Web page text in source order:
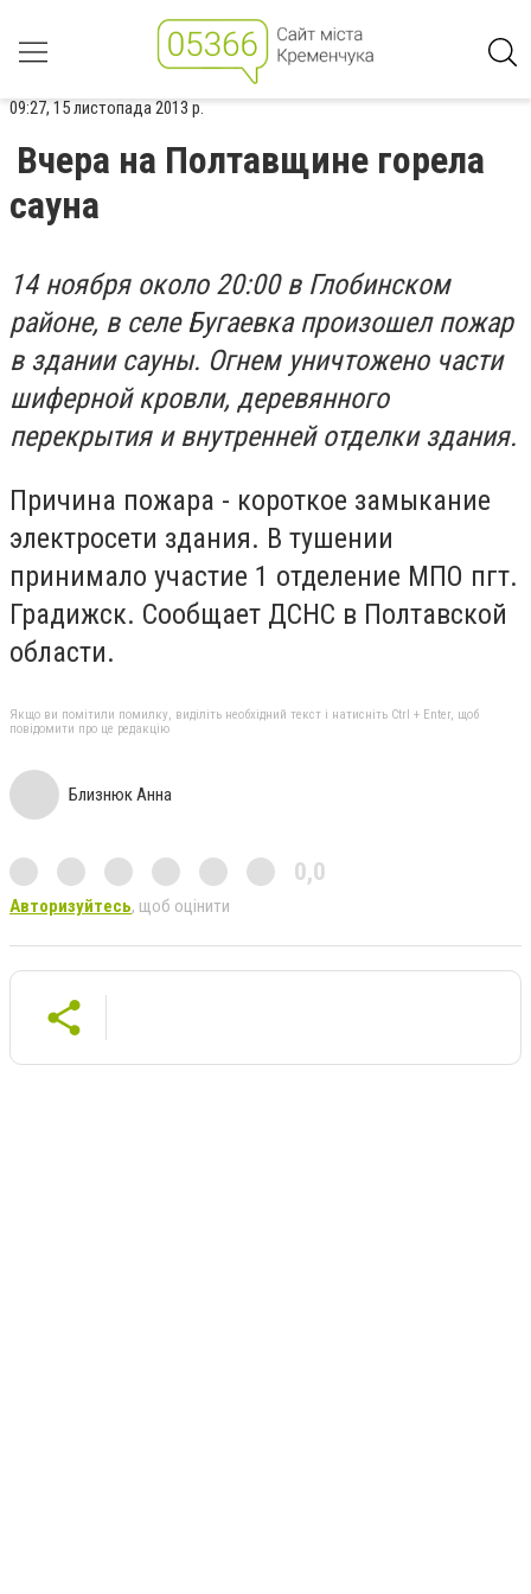
09:27, 15 листопада 2013 р.
Вчера на Полтавщине горела
сауна
14 ноября около 20:00 в Глобинском
районе, в селе Бугаевка произошел пожар
в здании сауны. Огнем уничтожено части
шиферной кровли, деревянного
перекрытия и внутренней отделки здания.
Причина пожара - короткое замыкание
электросети здания. В тушении
принимало участие 1 отделение МПО пгт.
Градижск. Сообщает ДСНС в Полтавской
области.
Якщо ви помітили помилку, виділіть необхідний текст і натисніть Ctrl + Enter, щоб
повідомити про це редакцію
Близнюк Анна
0,0
Авторизуйтесь, щоб оцінити